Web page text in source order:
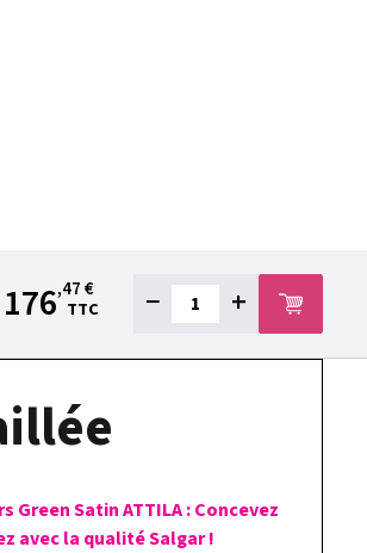
,47 €
TTC
− +
Green Satin ATTILA : Concevez
avec la qualité Salgar !